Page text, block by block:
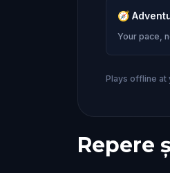
🧭
Your pace,
Plays offline at
Repere